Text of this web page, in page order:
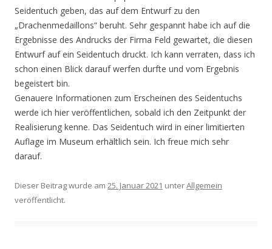
Seidentuch geben, das auf dem Entwurf zu den
„Drachenmedaillons“ beruht. Sehr gespannt habe ich auf die
Ergebnisse des Andrucks der Firma Feld gewartet, die diesen
Entwurf auf ein Seidentuch druckt. Ich kann verraten, dass ich
schon einen Blick darauf werfen durfte und vom Ergebnis
begeistert bin.
Genauere Informationen zum Erscheinen des Seidentuchs
werde ich hier veröffentlichen, sobald ich den Zeitpunkt der
Realisierung kenne. Das Seidentuch wird in einer limitierten
Auflage im Museum erhältlich sein. Ich freue mich sehr
darauf.
Dieser Beitrag wurde am 25. Januar 2021 unterAllgemein
veröffentlicht.